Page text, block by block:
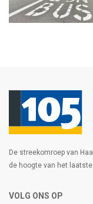
De streekomroep van
de hoogte van het
VOLG ONS OP